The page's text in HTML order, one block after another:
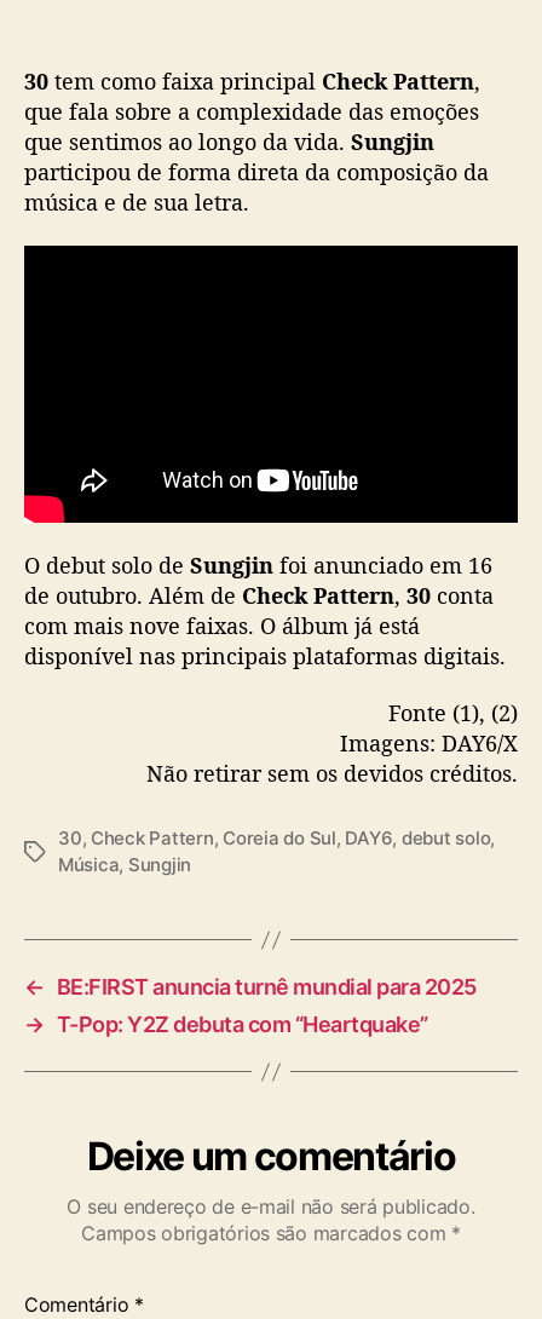
30 tem como faixa principal Check Pattern,
que fala sobre a complexidade das emoções
que sentimos ao longo da vida. Sungjin
participou de forma direta da composição da
música e de sua letra.
O debut solo de Sungjin foi anunciado em 16
de outubro. Além de Check Pattern, 30 conta
com mais nove faixas. O álbum já está
disponível nas principais plataformas digitais.
Fonte (1), (2)
Imagens: DAY6/X
Não retirar sem os devidos créditos.
T
30, Check Pattern, Coreia do Sul, DAY6, debut solo,
Música, Sungjin
←
BE:FIRST anuncia turnê mundial para 2025
→ T-Pop: Y2Z debuta com “Heartquake”
Deixe um comentário
O seu endereço de e-mail não será publicado.
Campos obrigatórios são marcados com *
Comentário *